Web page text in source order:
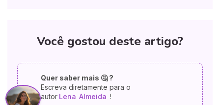
Você gostou deste artigo?
Quer saber mais 🤔 ?
Escreva diretamente para o
autor Lena Almeida !